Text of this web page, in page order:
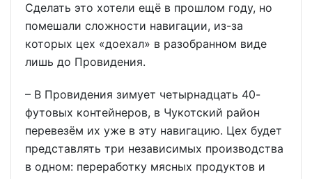
Сделать это хотели ещё в прошлом году, но
помешали сложности навигации, из-за
которых цех «доехал» в разобранном виде
лишь до Провидения.
– В Провидения зимует четырнадцать 40-
футовых контейнеров, в Чукотский район
перевезём их уже в эту навигацию. Цех будет
представлять три независимых производства
в одном: переработку мясных продуктов и